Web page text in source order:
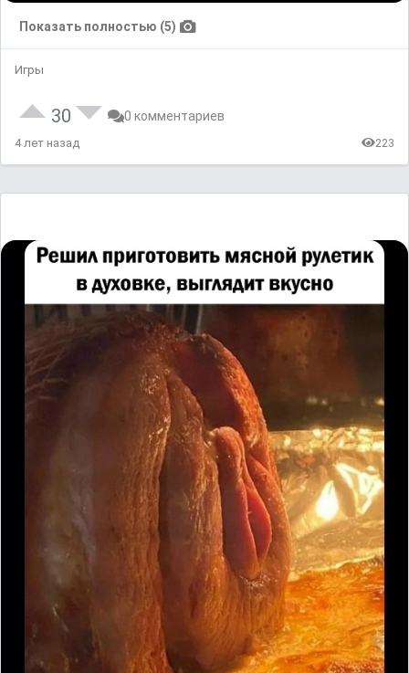
Показать полностью (5)
Игры
30 0 комментариев
4 лет назад 223